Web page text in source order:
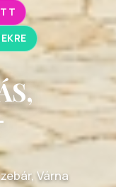
Várna